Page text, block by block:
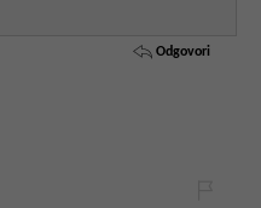
Odgovori